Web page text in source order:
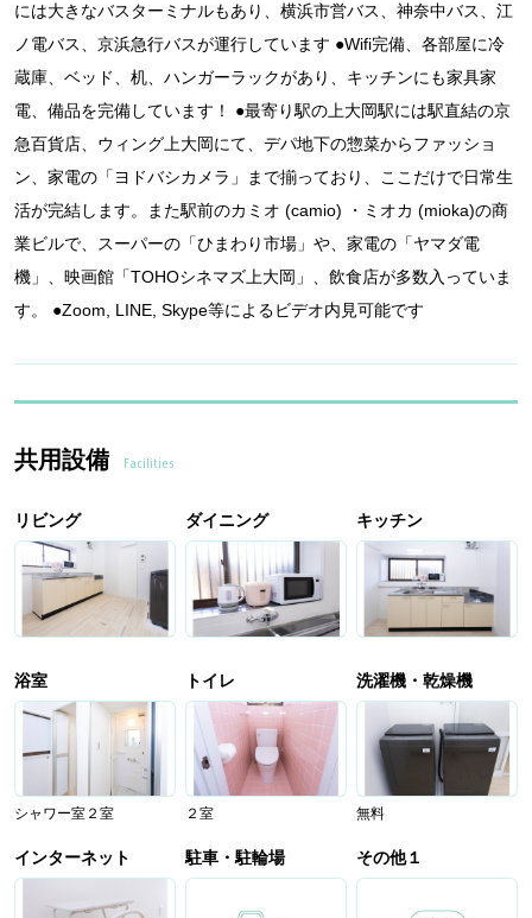
には大きなバスターミナルもあり、横浜市営バス、神奈中バス、江
ノ電バス、京浜急行バスが運行しています ●Wifi完備、各部屋に冷
蔵庫、ベッド、机、ハンガーラックがあり、キッチンにも家具家
電、備品を完備しています！ ●最寄り駅の上大岡駅には駅直結の京
急百貨店、ウィング上大岡にて、デパ地下の惣菜からファッショ
ン、家電の「ヨドバシカメラ」まで揃っており、ここだけで日常生
活が完結します。また駅前のカミオ (camio) ・ミオカ (mioka)の商
業ビルで、スーパーの「ひまわり市場」や、家電の「ヤマダ電
機」、映画館「TOHOシネマズ上大岡」、飲食店が多数入っていま
す。 ●Zoom, LINE, Skype等によるビデオ内見可能です
共用設備 Facilities
リビング ダイニング キッチン
浴室
シャワー室２室
トイレ
２室
洗濯機・乾燥機
無料
インターネット 駐車・駐輪場 その他１